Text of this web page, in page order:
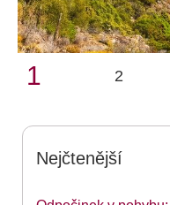
1 2
Nejčtenější